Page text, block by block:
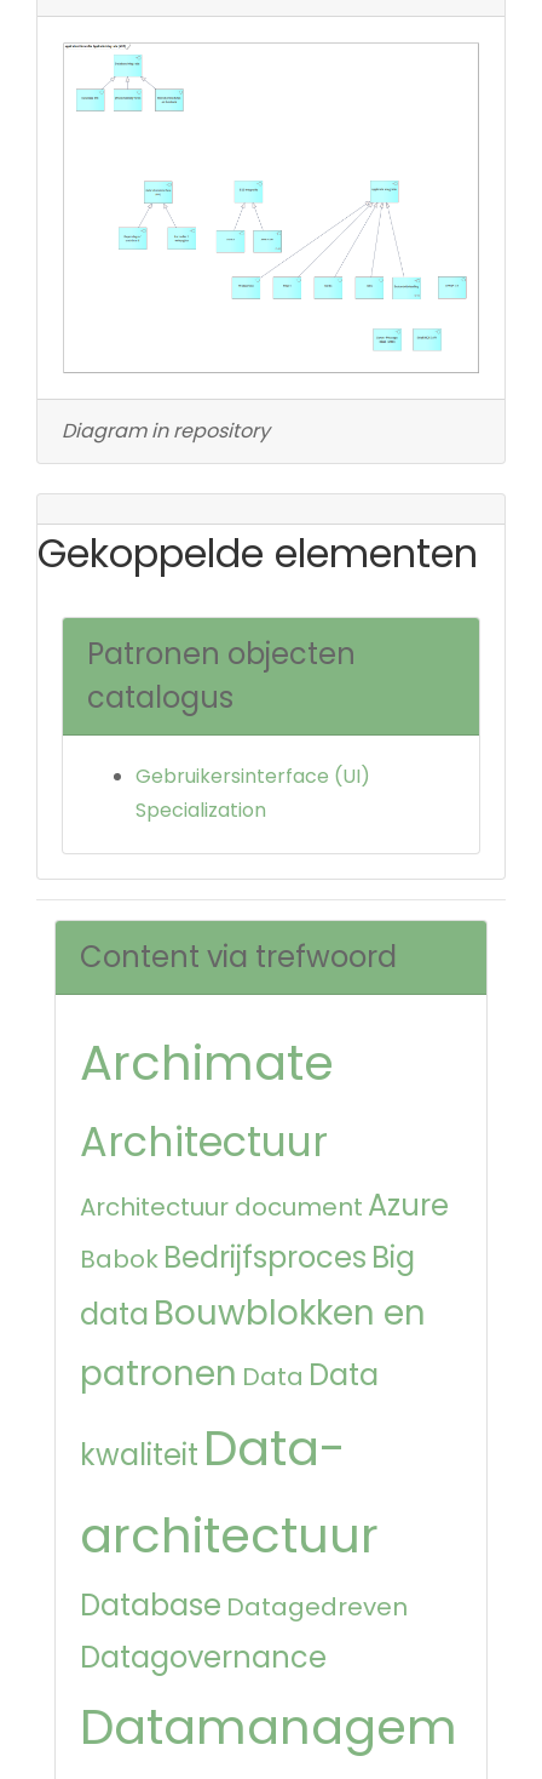
Diagram in repository
Gekoppelde elementen
Patronen objecten
catalogus
Gebruikersinterface (UI)
Specialization
Content via trefwoord
Archimate
Architectuur
Architectuur document Azure
Babok Bedrijfsproces Big
data Bouwblokken en
patronen Data Data
kwaliteit Data-
architectuur
Database Datagedreven
Datagovernance
Datamanagem